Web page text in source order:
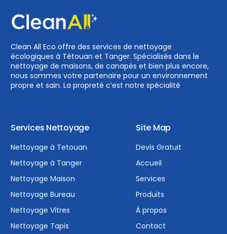
Clean All Eco offre des services de nettoyage
écologiques à Tétouan et Tanger. Spécialisés dans le
nettoyage de maisons, de canapés et bien plus encore,
nous sommes votre partenaire pour un environnement
propre et sain. La propreté c’est notre spécialité
Services Nettoyage
Nettoyage à Tetouan
Nettoyage à Tanger
Nettoyage Maison
Nettoyage Bureau
Nettoyage Vitres
Nettoyage Tapis
Site Map
Devis Gratuit
Accueil
Services
Produits
À propos
Contact